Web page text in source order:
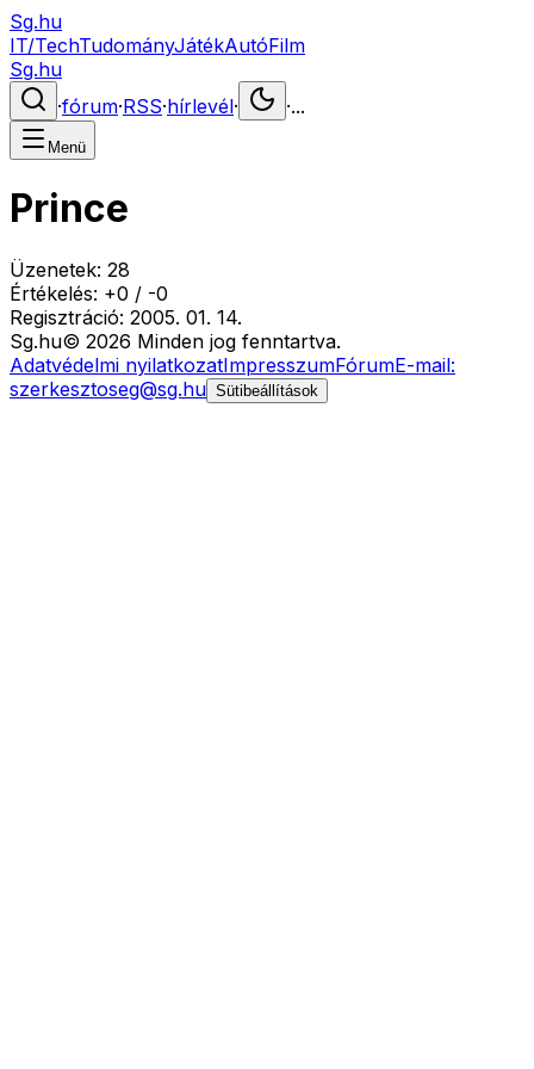
Sg.hu
IT/TechTudományJátékAutóFilm
Sg.hu
·fórum·RSS·hírlevél· ·...
Menü
Prince
Üzenetek: 28
Értékelés: +0 / -0
Regisztráció: 2005. 01. 14.
Sg.hu© 2026 Minden jog fenntartva.
Adatvédelmi nyilatkozatImpresszumFórumE-mail:
szerkesztoseg@sg.hu Sütibeállítások